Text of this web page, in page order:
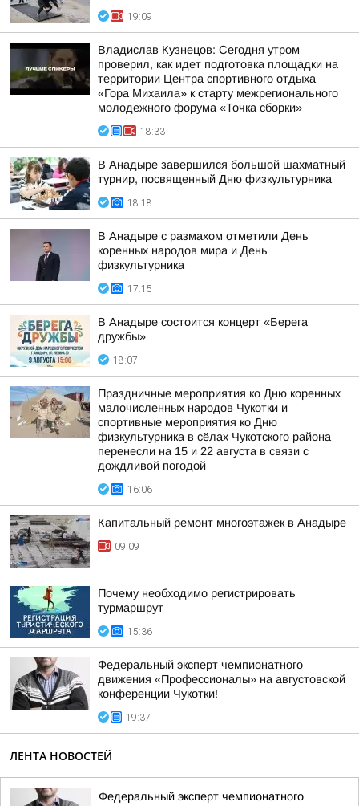
19:09
Владислав Кузнецов: Сегодня утром
проверил, как идет подготовка площадки на
территории Центра спортивного отдыха
«Гора Михаила» к старту межрегионального
молодежного форума «Точка сборки»
18:33
В Анадыре завершился большой шахматный
турнир, посвященный Дню физкультурника
18:18
В Анадыре с размахом отметили День
коренных народов мира и День
физкультурника
17:15
В Анадыре состоится концерт «Берега
дружбы»
18:07
Праздничные мероприятия ко Дню коренных
малочисленных народов Чукотки и
спортивные мероприятия ко Дню
физкультурника в сёлах Чукотского района
перенесли на 15 и 22 августа в связи с
дождливой погодой
16:06
Капитальный ремонт многоэтажек в Анадыре
09:09
Почему необходимо регистрировать
турмаршрут
15:36
Федеральный эксперт чемпионатного
движения «Профессионалы» на августовской
конференции Чукотки!
19:37
ЛЕНТА НОВОСТЕЙ
Федеральный эксперт чемпионатного